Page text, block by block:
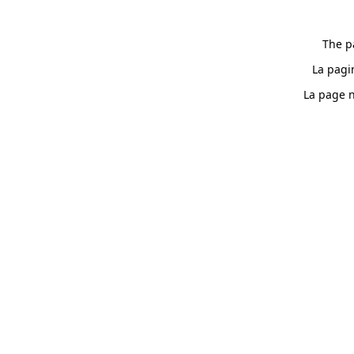
The
La
La page